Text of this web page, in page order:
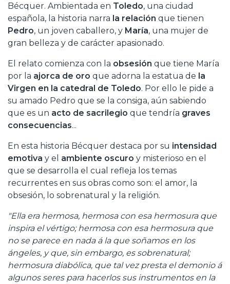
Bécquer. Ambientada en Toledo, una ciudad
española, la historia narra la relación que tienen
Pedro, un joven caballero, y María, una mujer de
gran belleza y de carácter apasionado.
El relato comienza con la obsesión que tiene María
por la ajorca de oro que adorna la estatua de la
Virgen en la catedral de Toledo. Por ello le pide a
su amado Pedro que se la consiga, aún sabiendo
que es un acto de sacrilegio que tendría graves
consecuencias...
En esta historia Bécquer destaca por su intensidad
emotiva y el ambiente oscuro y misterioso en el
que se desarrolla el cual refleja los temas
recurrentes en sus obras como son: el amor, la
obsesión, lo sobrenatural y la religión.
"Ella era hermosa, hermosa con esa hermosura que
inspira el vértigo; hermosa con esa hermosura que
no se parece en nada á la que soñamos en los
ángeles, y que, sin embargo, es sobrenatural;
hermosura diabólica, que tal vez presta el demonio á
algunos seres para hacerlos sus instrumentos en la